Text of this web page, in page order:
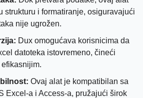
strukturu i formatiranje, osiguravajući
nije ugrožen.
Dux omogućava korisnicima da
datoteka istovremeno, čineći
Ovaj alat je kompatibilan sa
Excel-a i Access-a, pružajući širok